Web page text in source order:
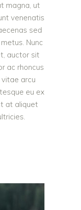
magna, ut
venenatis
sed
Nunc
auctor sit
ac rhoncus
arcu
eu ex
at aliquet